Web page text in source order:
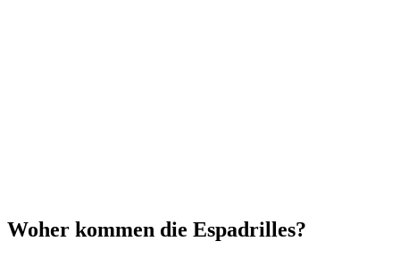
Woher kommen die Espadrilles?